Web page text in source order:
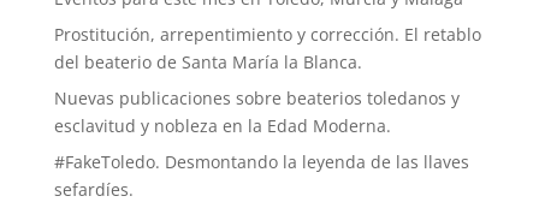
Prostitución, arrepentimiento y corrección. El retablo
del beaterio de Santa María la Blanca.
Nuevas publicaciones sobre beaterios toledanos y
esclavitud y nobleza en la Edad Moderna.
#FakeToledo. Desmontando la leyenda de las llaves
sefardíes.